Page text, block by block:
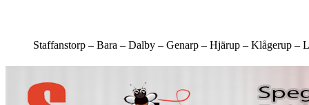
Staffanstorp – Bara – Dalby – Genarp – Hjärup – Klågerup –